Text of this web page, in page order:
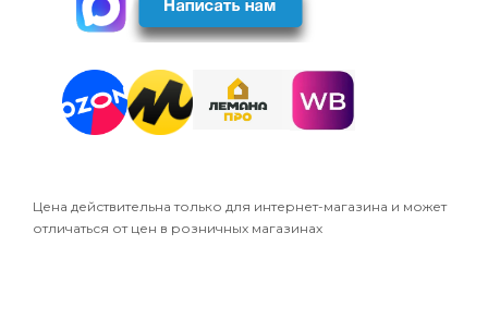
Цена действительна только для интернет-магазина и может
отличаться от цен в розничных магазинах